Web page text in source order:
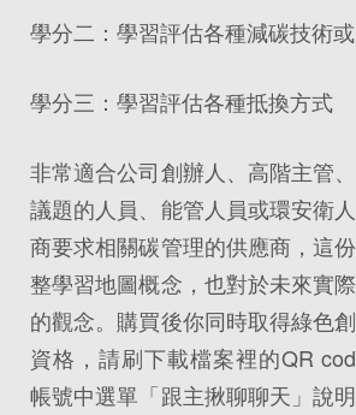
學分二：學習評估各種減碳技術
學分三：學習評估各種抵換方式
非常適合公司創辦人、高階主管
議題的人員、能管人員或環安衛
商要求相關碳管理的供應商，這
整學習地圖概念，也對於未來實
的觀念。購買後你同時取得綠色
資格，請刷下載檔案裡的QR
帳號中選單「跟主揪聊聊天」說